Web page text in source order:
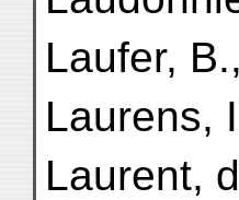
Laufer,
Laurens,
Laurent,